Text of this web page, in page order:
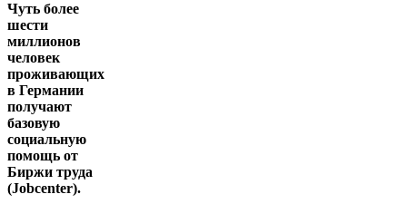
Чуть более
шести
миллионов
человек
проживающих
в Германии
получают
базовую
социальную
помощь от
Биржи труда
(Jobсenter).